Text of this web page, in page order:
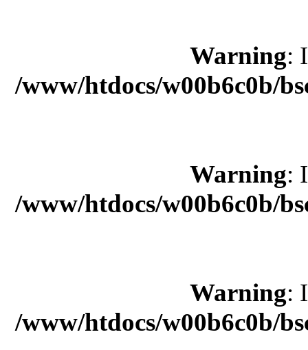
Warning:
/www/htdocs/w00b6c0b/
Warning:
/www/htdocs/w00b6c0b/
Warning:
/www/htdocs/w00b6c0b/